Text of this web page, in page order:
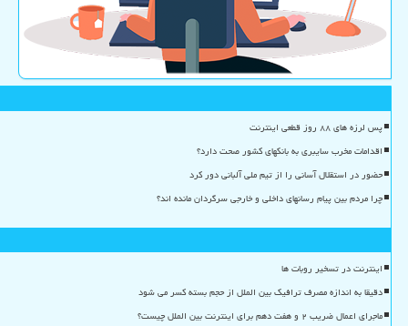
پس لرزه های ۸۸ روز قطعی اینترنت
اقدامات مخرب سایبری به بانکهای کشور صحت دارد؟
حضور در استقلال آسانی را از تیم ملی آلبانی دور کرد
چرا مردم بین پیام رسانهای داخلی و خارجی سرگردان مانده اند؟
اینترنت در تسخیر روبات ها
دقیقا به اندازه مصرف ترافیک بین الملل از حجم بسته کسر می شود
ماجرای اعمال ضریب ۲ و هفت دهم برای اینترنت بین الملل چیست؟